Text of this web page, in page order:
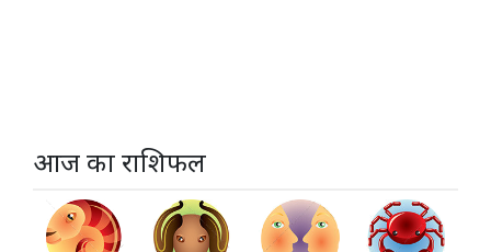
आज का राशिफल